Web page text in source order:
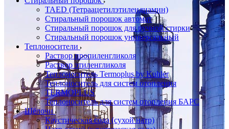
TAED (Тетраацетилэтилендиамин)
Стиральный порошок автомат
Стиральный порошок для ручной стирки
Стиральный порошок универсальный
Теплоносители
Раствор пропиленгликоля
Раствор этиленгликоля
Теплоноситель Termoplus by Kuhler
Теплоноситель для систем отопления
TERMOPLUS
Теплоноситель для систем отопления БАРС
Щёлочи
Каустическая сода (сухой натр)